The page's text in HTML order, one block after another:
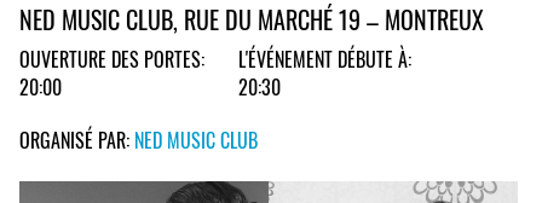
NED MUSIC CLUB, RUE DU MARCHÉ 19 – MONTREUX
OUVERTURE DES PORTES:
20:00
L'ÉVÉNEMENT DÉBUTE À:
20:30
ORGANISÉ PAR: NED MUSIC CLUB